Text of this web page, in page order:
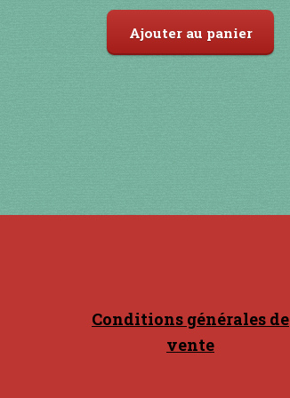
Ajouter au panier
Conditions générales de
vente